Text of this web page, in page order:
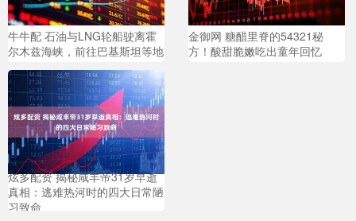
牛牛配 石油与LNG轮船驶离霍
尔木兹海峡，前往巴基斯坦等地
金御网 糖醋里脊的54321秘
方！酸甜脆嫩吃出童年回忆
炫多配资 揭秘咸丰帝31岁早逝
真相：逃难热河时的四大日常陋
习致命